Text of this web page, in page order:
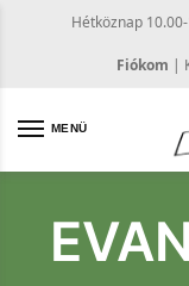
Hétköznap
Fiókom |
MENÜ